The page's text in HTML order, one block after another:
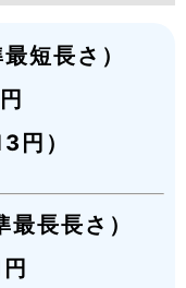
短長さ）
円）
長長さ）